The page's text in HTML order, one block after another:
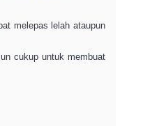
melepas lelah ataupun
cukup untuk membuat